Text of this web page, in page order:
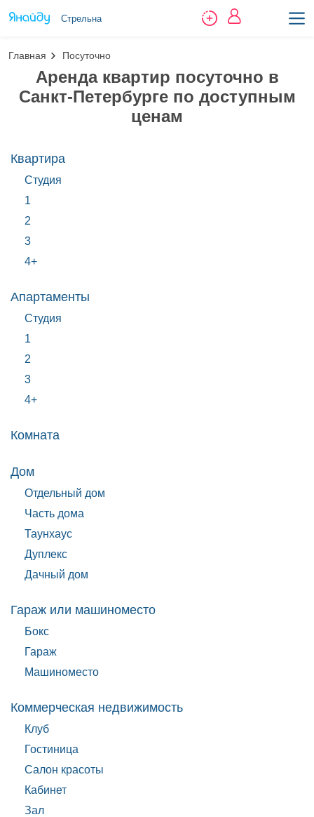
Стрельна
Главная Посуточно
Аренда квартир посуточно в
Санкт-Петербурге по доступным
ценам
Квартира
Студия
1
2
3
4+
Апартаменты
Студия
1
2
3
4+
Комната
Дом
Отдельный дом
Часть дома
Таунхаус
Дуплекс
Дачный дом
Гараж или машиноместо
Бокс
Гараж
Машиноместо
Коммерческая недвижимость
Клуб
Гостиница
Салон красоты
Кабинет
Зал